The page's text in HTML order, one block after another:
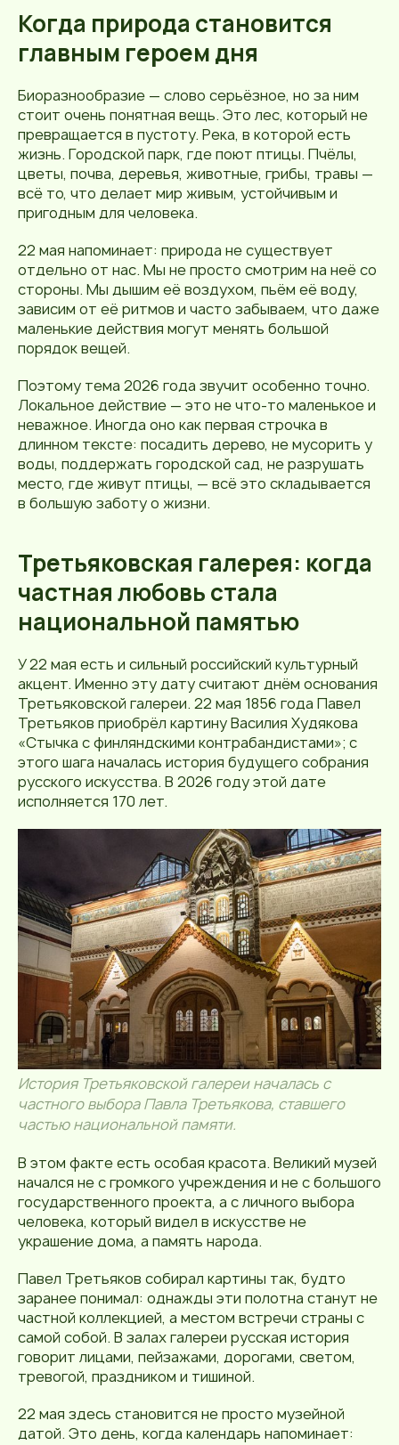
Когда природа становится
главным героем дня
Биоразнообразие — слово серьёзное, но за ним
стоит очень понятная вещь. Это лес, который не
превращается в пустоту. Река, в которой есть
жизнь. Городской парк, где поют птицы. Пчёлы,
цветы, почва, деревья, животные, грибы, травы —
всё то, что делает мир живым, устойчивым и
пригодным для человека.
22 мая напоминает: природа не существует
отдельно от нас. Мы не просто смотрим на неё со
стороны. Мы дышим её воздухом, пьём её воду,
зависим от её ритмов и часто забываем, что даже
маленькие действия могут менять большой
порядок вещей.
Поэтому тема 2026 года звучит особенно точно.
Локальное действие — это не что-то маленькое и
неважное. Иногда оно как первая строчка в
длинном тексте: посадить дерево, не мусорить у
воды, поддержать городской сад, не разрушать
место, где живут птицы, — всё это складывается
в большую заботу о жизни.
Третьяковская галерея: когда
частная любовь стала
национальной памятью
У 22 мая есть и сильный российский культурный
акцент. Именно эту дату считают днём основания
Третьяковской галереи. 22 мая 1856 года Павел
Третьяков приобрёл картину Василия Худякова
«Стычка с финляндскими контрабандистами»; с
этого шага началась история будущего собрания
русского искусства. В 2026 году этой дате
исполняется 170 лет.
История Третьяковской галереи началась с
частного выбора Павла Третьякова, ставшего
частью национальной памяти.
В этом факте есть особая красота. Великий музей
начался не с громкого учреждения и не с большого
государственного проекта, а с личного выбора
человека, который видел в искусстве не
украшение дома, а память народа.
Павел Третьяков собирал картины так, будто
заранее понимал: однажды эти полотна станут не
частной коллекцией, а местом встречи страны с
самой собой. В залах галереи русская история
говорит лицами, пейзажами, дорогами, светом,
тревогой, праздником и тишиной.
22 мая здесь становится не просто музейной
датой. Это день, когда календарь напоминает: